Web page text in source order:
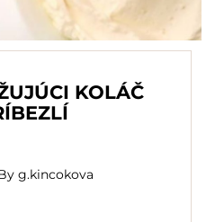
KOLÁČ
g.kincokova